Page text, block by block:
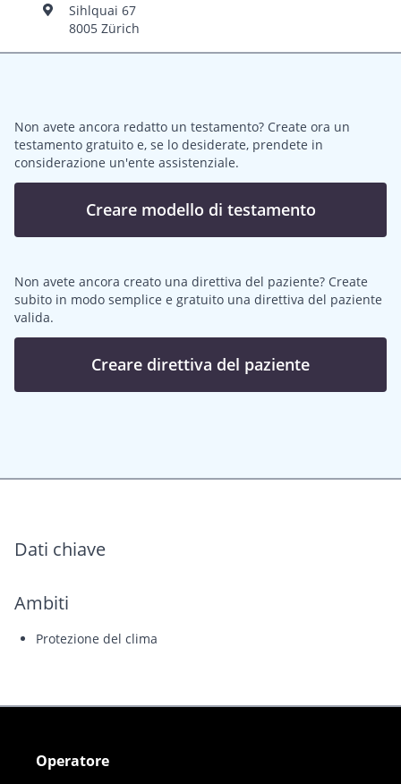
Sihlquai 67
8005 Zürich
Non avete ancora redatto un testamento? Create ora un
testamento gratuito e, se lo desiderate, prendete in
considerazione un'ente assistenziale.
Creare modello di testamento
Non avete ancora creato una direttiva del paziente? Create
subito in modo semplice e gratuito una direttiva del paziente
valida.
Creare direttiva del paziente
Dati chiave
Ambiti
Protezione del clima
Operatore